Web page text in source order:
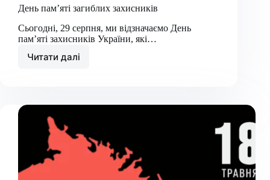
День пам’яті загиблих захисників
Сьогодні, 29 серпня, ми відзначаємо День
пам’яті захисників України, які…
Читати далі
День